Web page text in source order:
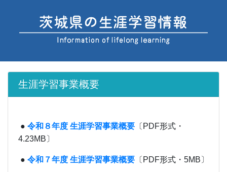
生涯学習事業概要
● 令和８年度 生涯学習事業概要 〔PDF形式・
4.23MB〕
● 令和７年度 生涯学習事業概要 〔PDF形式・5MB〕